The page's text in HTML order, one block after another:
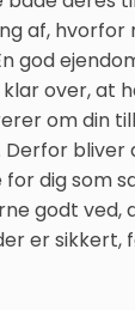
af, hvorfor
god
over, at
om din
Derfor bliver
for dig som
godt ved,
er sikkert,